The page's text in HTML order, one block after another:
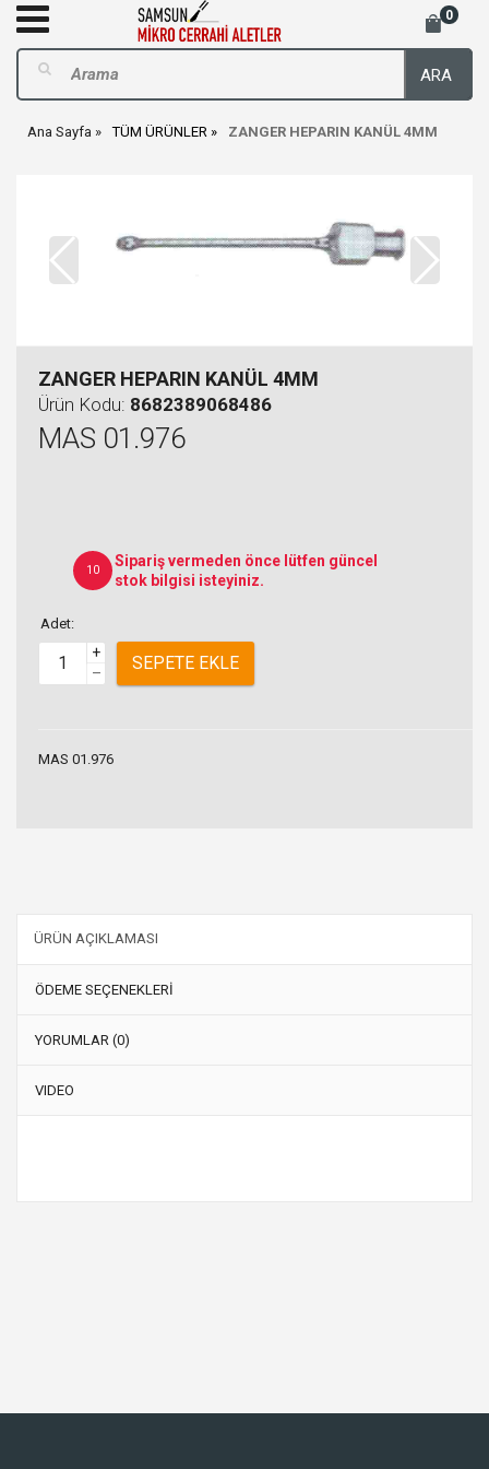
0
ARA
Ana Sayfa TÜM ÜRÜNLER ZANGER HEPARIN KANÜL 4MM
ZANGER HEPARIN KANÜL 4MM
Ürün Kodu: 8682389068486
MAS 01.976
10
Sipariş vermeden önce lütfen güncel
stok bilgisi isteyiniz.
Adet:
+
–
SEPETE EKLE
MAS 01.976
ÜRÜN AÇIKLAMASI
ÖDEME SEÇENEKLERİ
YORUMLAR (0)
VIDEO